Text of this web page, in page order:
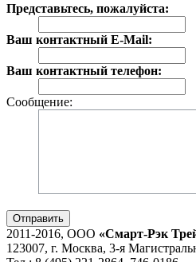
Представьтесь, пожалуйста:
Ваш контактный E-Mail:
Ваш контактный телефон:
Сообщение:
Отправить
2011-2016, ООО «Смарт-Рэк
123007, г. Москва, 3-я